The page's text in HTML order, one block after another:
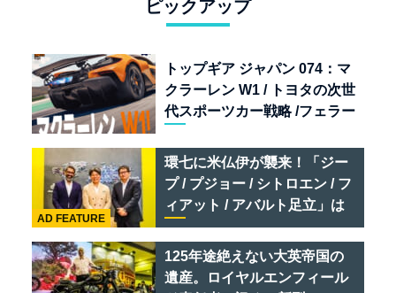
ピックアップ
トップギア ジャパン 074：マ
クラーレン W1 / トヨタの次世
代スポーツカー戦略 /フェラー
リオ /ベントレー スーパース
ポーツ
環七に米仏伊が襲来！「ジー
プ / プジョー / シトロエン / フ
ィアット / アバルト足立」は
クルマのセレクトショップで
ある
AD FEATURE
125年途絶えない大英帝国の
遺産。ロイヤルエンフィール